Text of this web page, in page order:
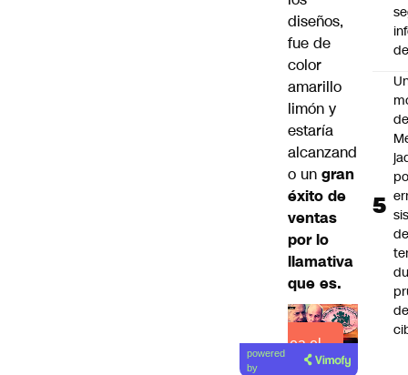
diseños,
fue de
color
amarillo
limón y
estaría
alcanzand
o un gran
éxito de
ventas
por lo
llamativa
que es.
Lea el
artículo
powered
by
de
de